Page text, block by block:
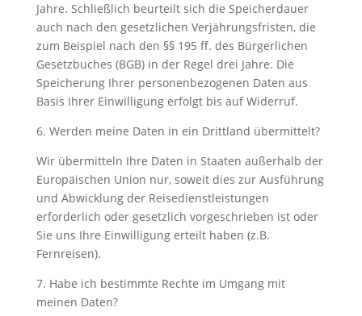
Jahre. Schließlich beurteilt sich die Speicherdauer
auch nach den gesetzlichen Verjährungsfristen, die
zum Beispiel nach den §§ 195 ff. des Bürgerlichen
Gesetzbuches (BGB) in der Regel drei Jahre. Die
Speicherung Ihrer personenbezogenen Daten aus
Basis Ihrer Einwilligung erfolgt bis auf Widerruf.
6. Werden meine Daten in ein Drittland übermittelt?
Wir übermitteln Ihre Daten in Staaten außerhalb der
Europäischen Union nur, soweit dies zur Ausführung
und Abwicklung der Reisedienstleistungen
erforderlich oder gesetzlich vorgeschrieben ist oder
Sie uns Ihre Einwilligung erteilt haben (z.B.
Fernreisen).
7. Habe ich bestimmte Rechte im Umgang mit
meinen Daten?